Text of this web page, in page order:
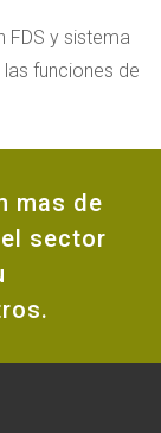
FDS y sistema
funciones de
mas de
sector